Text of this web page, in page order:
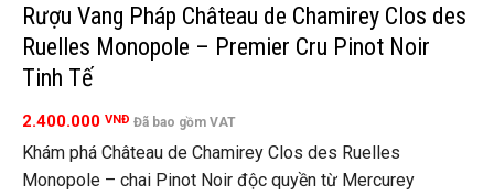
Rượu Vang Pháp Château de Chamirey Clos des
Ruelles Monopole – Premier Cru Pinot Noir
Tinh Tế
2.400.000 VNĐ Đã bao gồm VAT
Khám phá Château de Chamirey Clos des Ruelles
Monopole – chai Pinot Noir độc quyền từ Mercurey